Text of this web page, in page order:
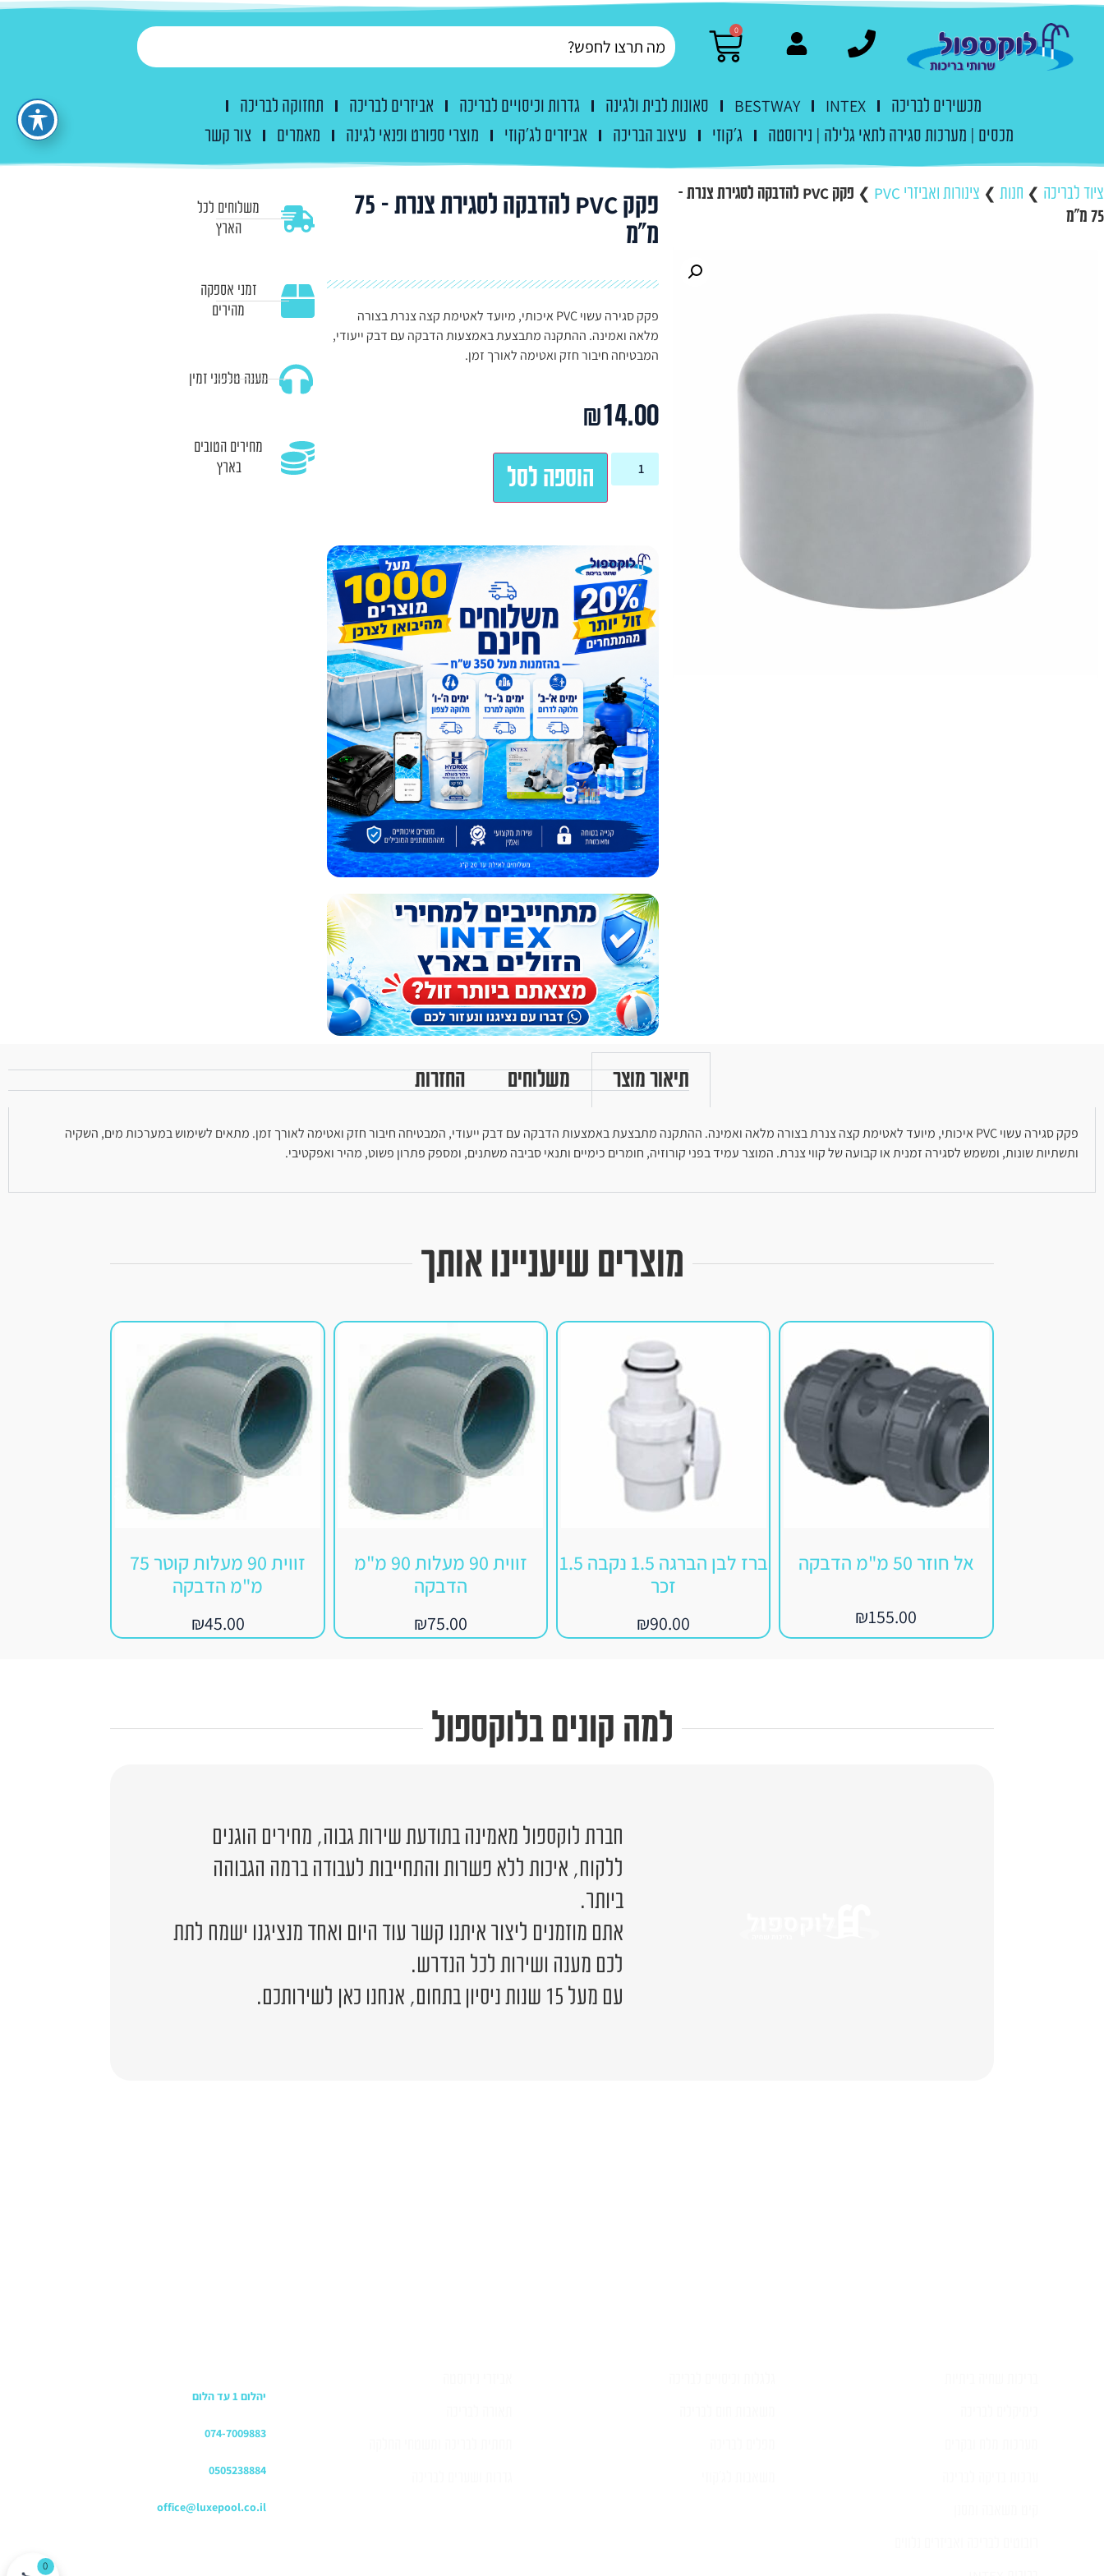
0
מכשירים לבריכה INTEX
BESTWAY סאונות לבית ולגינה גדרות וכיסויים לבריכה אביזרים לבריכה
תחזוקה לבריכה
מכסים | מערכות סגירה לתאי גלילה | נירוסטה
ג'קוזי עיצוב הבריכה אביזרים לג'קוזי מוצרי ספורט ופנאי לגינה מאמרים צור קשר
ציוד לבריכה ❯ חנות ❯ צינורות ואביזרי PVC ❯
פקק PVC להדבקה לסגירת צנרת –
75 מ"מ
פקק PVC להדבקה לסגירת צנרת – 75
מ"מ
פקק סגירה עשוי PVC איכותי, מיועד לאטימת קצה צנרת בצורה
מלאה ואמינה. ההתקנה מתבצעת באמצעות הדבקה עם דבק ייעודי,
המבטיחה חיבור חזק ואטימה לאורך זמן.
₪14.00
הוספה לסל
משלוחים לכל
הארץ
זמני אספקה
מהירים
מענה טלפוני זמין
מחירים הטובים
בארץ
תיאור מוצר משלוחים החזרות
פקק סגירה עשוי PVC איכותי, מיועד לאטימת קצה צנרת בצורה מלאה ואמינה. ההתקנה מתבצעת באמצעות הדבקה עם דבק ייעודי, המבטיחה חיבור חזק ואטימה לאורך זמן. מתאים לשימוש במערכות מים, השקיה
ותשתיות שונות, ומשמש לסגירה זמנית או קבועה של קווי צנרת. המוצר עמיד בפני קורוזיה, חומרים כימיים ותנאי סביבה משתנים, ומספק פתרון פשוט, מהיר ואפקטיבי.
מוצרים שיעניינו אותך
אל חוזר 50 מ"מ הדבקה
₪155.00
ברז לבן הברגה 1.5 נקבה 1.5
זכר
₪90.00
זווית 90 מעלות 90 מ"מ
הדבקה
₪75.00
זווית 90 מעלות קוטר 75
מ"מ הדבקה
₪45.00
למה קונים בלוקספול
חברת לוקספול מאמינה בתודעת שירות גבוה, מחירים הוגנים
ללקוח, איכות ללא פשרות והתחייבות לעבודה ברמה הגבוהה
ביותר.
אתם מוזמנים ליצור איתנו קשר עוד היום ואחד מנציגנו ישמח לתת
לכם מענה ושירות לכל הנדרש.
עם מעל 15 שנות ניסיון בתחום, אנחנו כאן לשירותכם.
יהלום 1 עד הלום
074-7009883
0505238884
office@luxepool.co.il
0